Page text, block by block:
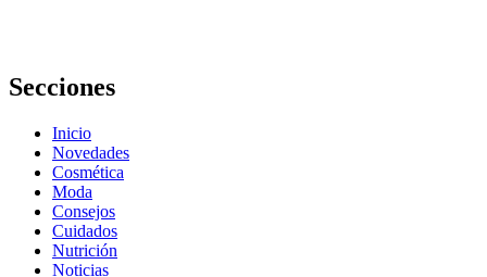
Secciones
Inicio
Novedades
Cosmética
Moda
Consejos
Cuidados
Nutrición
Noticias